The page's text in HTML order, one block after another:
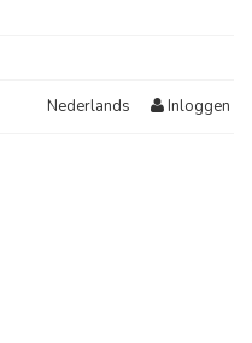
Nederlands Inloggen